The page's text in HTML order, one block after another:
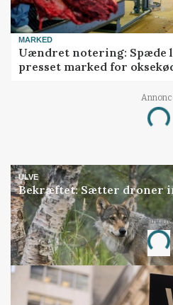
MARKED
Uændret notering: Spæde
presset marked for
Loading...
ULVE
Bekræftet: Sætter droner